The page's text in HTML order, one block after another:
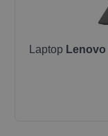
Laptop Lenovo